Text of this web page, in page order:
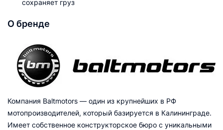
сохраняет груз
О бренде
Компания Baltmotors — один из крупнейших в РФ
мотопроизводителей, который базируется в Калининграде.
Имеет собственное конструкторское бюро с уникальными